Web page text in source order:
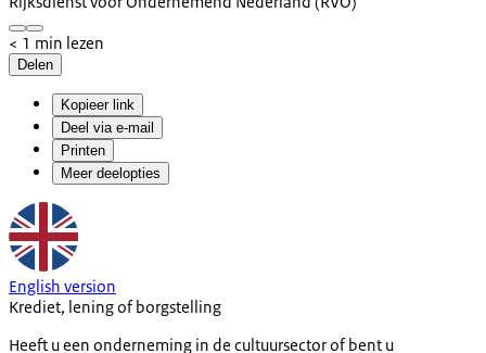
< 1 min lezen
Delen
Kopieer link
Deel via e-mail
Printen
Meer deelopties
English version
Krediet, lening of borgstelling
Heeft u een onderneming in de cultuursector of bent u